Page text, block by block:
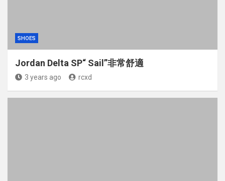
SHOES
Jordan Delta SP“ Sail”非常舒適
3 years ago rcxd